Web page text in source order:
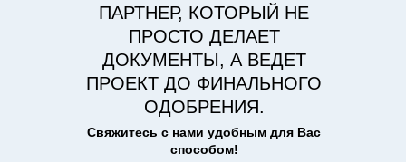
Свяжитесь с нами удобным для Вас
способом!
ПАРТНЕР, КОТОРЫЙ НЕ
ПРОСТО ДЕЛАЕТ
ДОКУМЕНТЫ, А ВЕДЕТ
ПРОЕКТ ДО ФИНАЛЬНОГО
ОДОБРЕНИЯ.